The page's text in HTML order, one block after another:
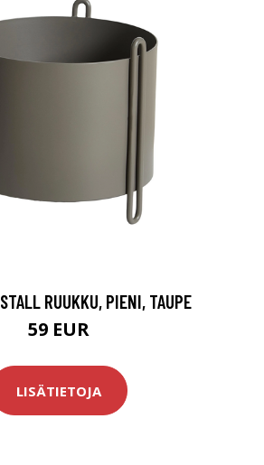
RUUKKU, PIENI, TAUPE
59 EUR
LISÄTIETOJA